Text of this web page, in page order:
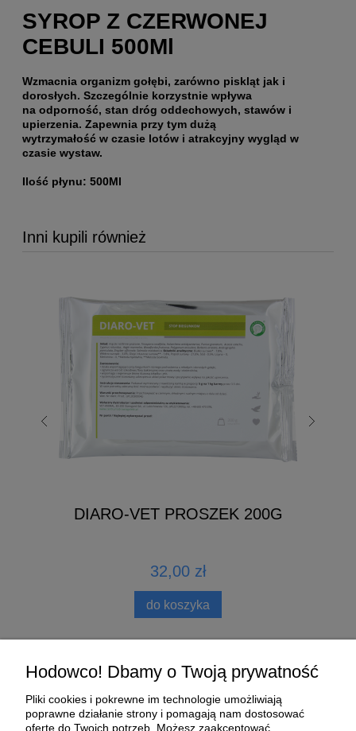
SYROP Z CZERWONEJ
CEBULI 500Ml
Wzmacnia organizm gołębi, zarówno piskląt jak i
dorosłych. Szczególnie korzystnie wpływa
na odporność, stan dróg oddechowych, stawów i
upierzenia. Zapewnia przy tym dużą
wytrzymałość w czasie lotów i atrakcyjny wygląd w
czasie wystaw.
Ilość płynu: 500Ml
Inni kupili również
DIARO-VET PROSZEK 200G
32,00 zł
do koszyka
Moje konto
Hodowco! Dbamy o Twoją prywatność
Pliki cookies i pokrewne im technologie umożliwiają
poprawne działanie strony i pomagają nam dostosować
ofertę do Twoich potrzeb. Możesz zaakceptować